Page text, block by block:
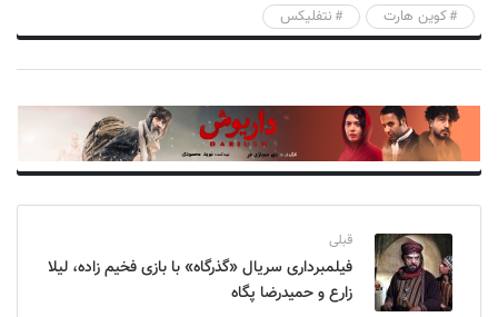
کوین هارت
نتفلیکس
قبلی
فیلمبرداری سریال «گذرگاه» با بازی فخیم زاده، لیلا
زارع و حمیدرضا پگاه